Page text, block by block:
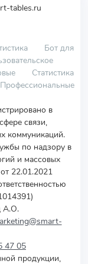
tables.ru
Бот для
Статистика
Профессиональные
в
связи,
коммуникаций.
по надзору в
и массовых
22.01.2021
А.О.
47 05
продукции,